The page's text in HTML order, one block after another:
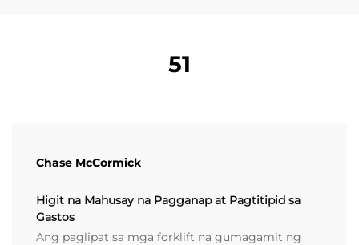
51
Chase McCormick
Higit na Mahusay na Pagganap at Pagtitipid sa
Gastos
Ang paglipat sa mga forklift na gumagamit ng